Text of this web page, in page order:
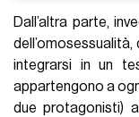
Dall’altra parte,
integrarsi in un
appartengono a
due protagonisti)